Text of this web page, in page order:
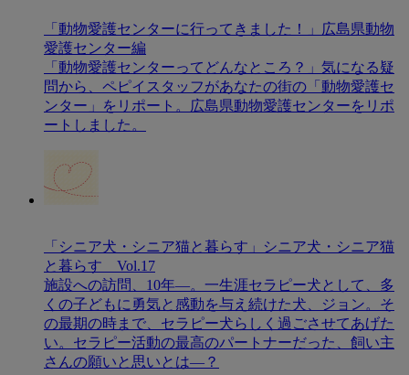
「動物愛護センターに行ってきました！」広島県動物
愛護センター編
「動物愛護センターってどんなところ？」気になる疑
問から、ペピイスタッフがあなたの街の「動物愛護セ
ンター」をリポート。広島県動物愛護センターをリポ
ートしました。
「シニア犬・シニア猫と暮らす」シニア犬・シニア猫
と暮らす Vol.17
施設への訪問、10年―。一生涯セラピー犬として、多
くの子どもに勇気と感動を与え続けた犬、ジョン。そ
の最期の時まで、セラピー犬らしく過ごさせてあげた
い。セラピー活動の最高のパートナーだった、飼い主
さんの願いと思いとは―？